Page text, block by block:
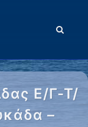
Ε/Γ-Τ/
–